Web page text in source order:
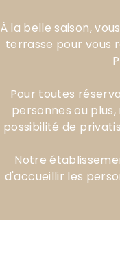
À la belle saison,
terrasse pour vous
Pour toutes
personnes ou
possibilité de
Notre
d'accueillir les